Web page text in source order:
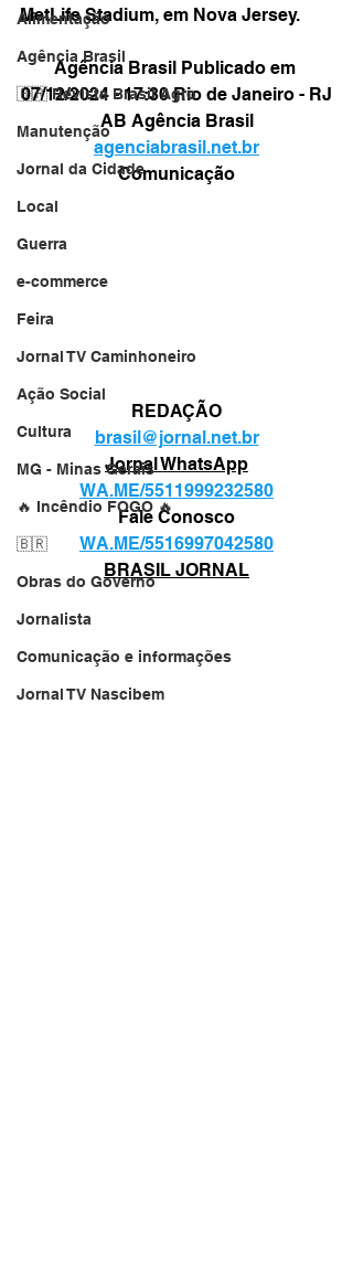
Alimentação
Agência Brasil
🇧🇷 Revista Brasil Agro
Manutenção
Jornal da Cidade
Local
Guerra
e-commerce
Feira
Jornal TV Caminhoneiro
Ação Social
Cultura
MG - Minas Gerais
🔥 Incêndio FOGO 🔥
🇧🇷
Obras do Governo
Jornalista
Comunicação e informações
Jornal TV Nascibem
MetLife Stadium, em Nova Jersey.
Agência Brasil Publicado em
07/12/2024 - 17:30 Rio de Janeiro - RJ
AB Agência Brasil
agenciabrasil.net.br
Comunicação
REDAÇÃO
brasil@jornal.net.br
Jornal WhatsApp
WA.ME/5511999232580
Fale Conosco
WA.ME/5516997042580
BRASIL JORNAL